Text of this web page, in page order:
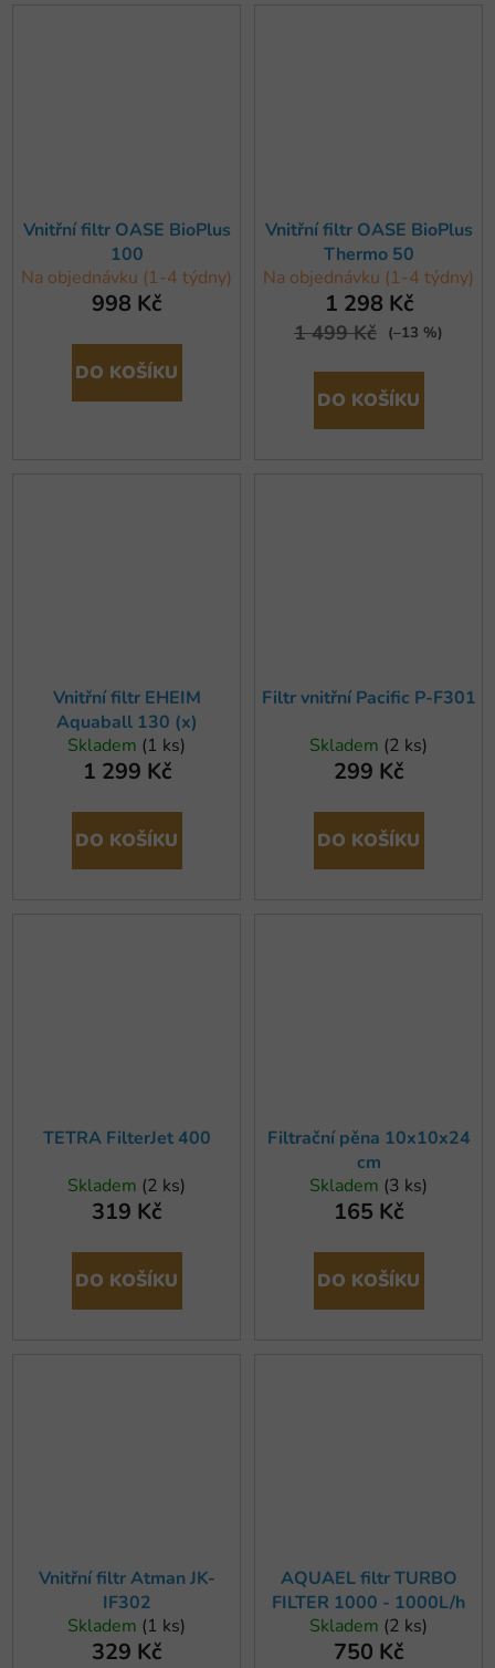
Vnitřní filtr OASE BioPlus
100
Na objednávku (1-4 týdny)
998 Kč
DO KOŠÍKU
Vnitřní filtr OASE BioPlus
Thermo 50
Na objednávku (1-4 týdny)
1 298 Kč
1 499 Kč (–13 %)
DO KOŠÍKU
Vnitřní filtr EHEIM
Aquaball 130 (x)
Skladem (1 ks)
1 299 Kč
DO KOŠÍKU
Filtr vnitřní Pacific P-F301
Skladem (2 ks)
299 Kč
DO KOŠÍKU
TETRA FilterJet 400
Skladem (2 ks)
319 Kč
DO KOŠÍKU
Filtrační pěna 10x10x24
cm
Skladem (3 ks)
165 Kč
DO KOŠÍKU
Vnitřní filtr Atman JK-
IF302
Skladem (1 ks)
329 Kč
AQUAEL filtr TURBO
FILTER 1000 - 1000L/h
Skladem (2 ks)
750 Kč